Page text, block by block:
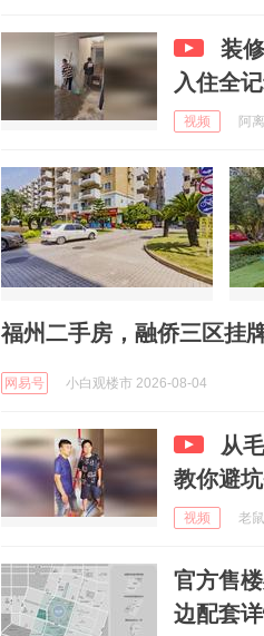
装
入住全
视频 阿
福州二手房，融侨三区挂
网易号 小白观楼市 2026-08-04
从
教你避
视频 老
官方售
边配套